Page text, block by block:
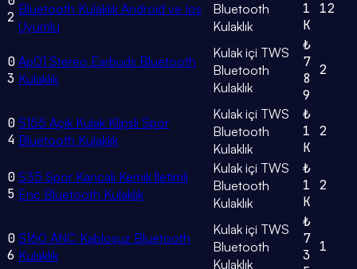
2 Bluetooth Kulaklık Android ve Ios
Uyumlu
Bluetooth
Kulaklık
1
K
12
0
3
Ap01 Stereo Earbuds Bluetooth
Kulaklık
Kulak içi TWS
Bluetooth
Kulaklık
₺
7
8
9
2
0
4
S155 Açık Kulak Klipsli Spor
Bluetooth Kulaklık
Kulak içi TWS
Bluetooth
Kulaklık
₺
1
K
2
0
5
S35 Spor Kancalı Kemik İletimli
Enc Bluetooth Kulaklık
Kulak içi TWS
Bluetooth
Kulaklık
₺
1
K
2
0
6
S160 ANC Kablosuz Bluetooth
Kulaklık
Kulak içi TWS
Bluetooth
Kulaklık
₺
7
3
1